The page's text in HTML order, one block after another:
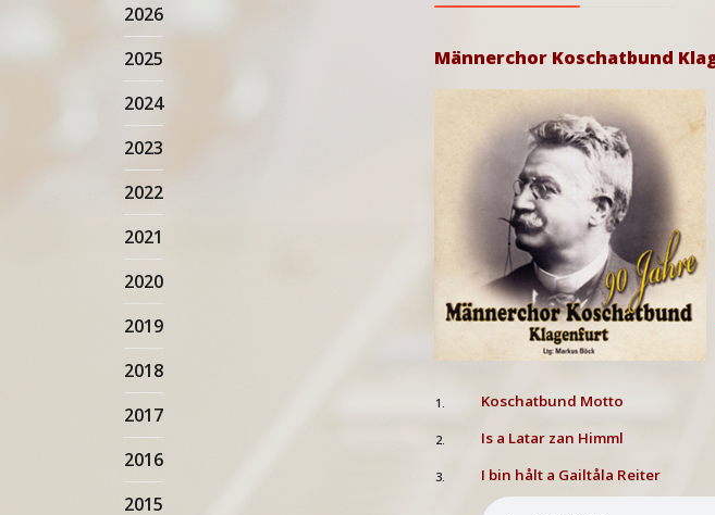
2026
2025
2024
2023
2022
2021
2020
2019
2018
2017
2016
2015
Männerchor Koschatbund
1. Koschatbund Motto
2. Is a Latar zan Himml
3. I bin hålt a Gailtåla Reiter